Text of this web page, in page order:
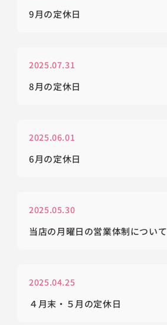
9月の定休日
2025.07.31
8月の定休日
2025.06.01
6月の定休日
2025.05.30
当店の月曜日の営業体制について
2025.04.25
４月末・５月の定休日